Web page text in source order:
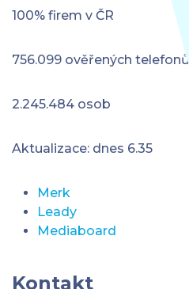
100% firem v ČR
756.099 ověřených telefonů
2.245.484 osob
Aktualizace: dnes 6.35
Merk
Leady
Mediaboard
Kontakt